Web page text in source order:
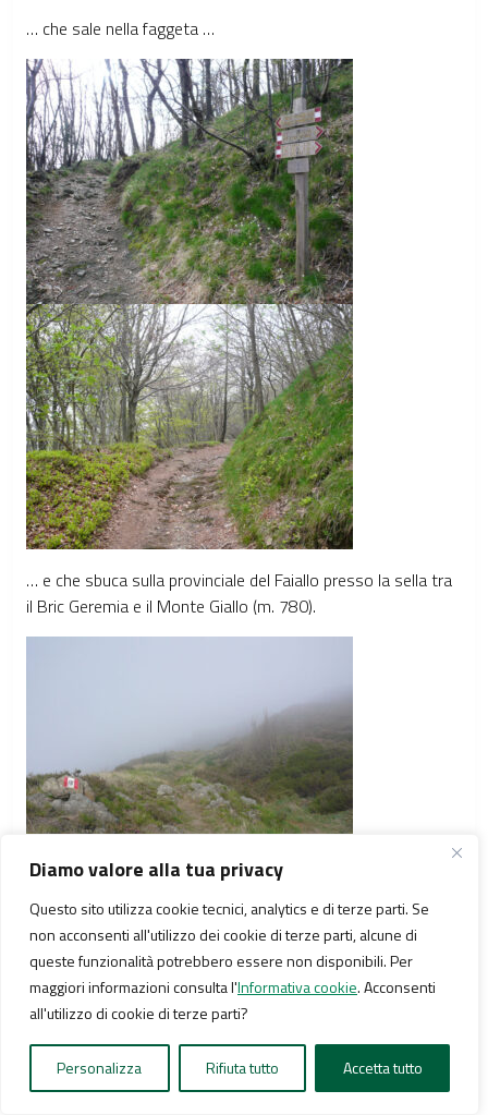
Diamo valore alla tua privacy
Questo sito utilizza cookie tecnici, analytics e di terze parti. Se
non acconsenti all'utilizzo dei cookie di terze parti, alcune di
queste funzionalità potrebbero essere non disponibili. Per
maggiori informazioni consulta l'Informativa cookie. Acconsenti
all'utilizzo di cookie di terze parti?
Personalizza Rifiuta tutto Accetta tutto
… che sale nella faggeta …
… e che sbuca sulla provinciale del Faiallo presso la sella tra
il Bric Geremia e il Monte Giallo (m. 780).
Svolto a destra e seguo l’Alta Via che si inerpica lungo il filo
dello spartiacque tagliando poi il versante meridionale del
Monte Giallo. La maccaja, che al primo mattino stagnava
immobile nei bassi strati sopra Genova, si è sollevata come
l’acqua in una pentolone in ebollizione: sul crinale grava una
fitta nebbia accompagnata da fredde folate di vento. Non
piove ma ugualmente ho tutti i vestiti bagnati.